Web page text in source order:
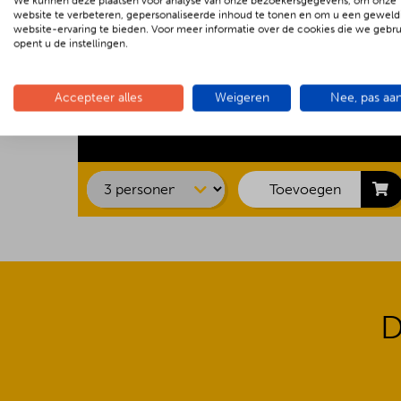
Barbecue Luxe € 22.00 p.p.
Kipsaté
Biefstuk
Spare ribs
Toevoegen
website te verbeteren, gepersonaliseerde inhoud te tonen en om u een
website-ervaring te bieden. Voor meer informatie over de cookies die we
opent u de instellingen.
Accepteer alles Weigeren Nee, pas